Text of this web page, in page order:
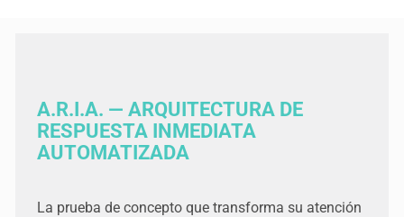
A.R.I.A. — ARQUITECTURA DE
RESPUESTA INMEDIATA
AUTOMATIZADA
La prueba de concepto que transforma su atención